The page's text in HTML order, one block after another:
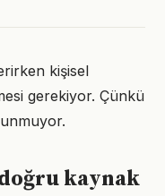
kişisel
gerekiyor. Çünkü
kaynak